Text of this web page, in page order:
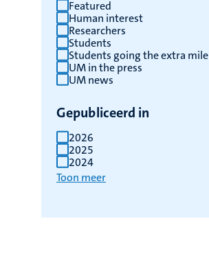
Featured
Human interest
Researchers
Students
Students going the extra mile
UM in the press
UM news
Gepubliceerd in
2026
2025
2024
Toon meer